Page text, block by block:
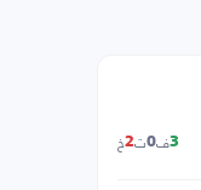
3ف0ت2خ